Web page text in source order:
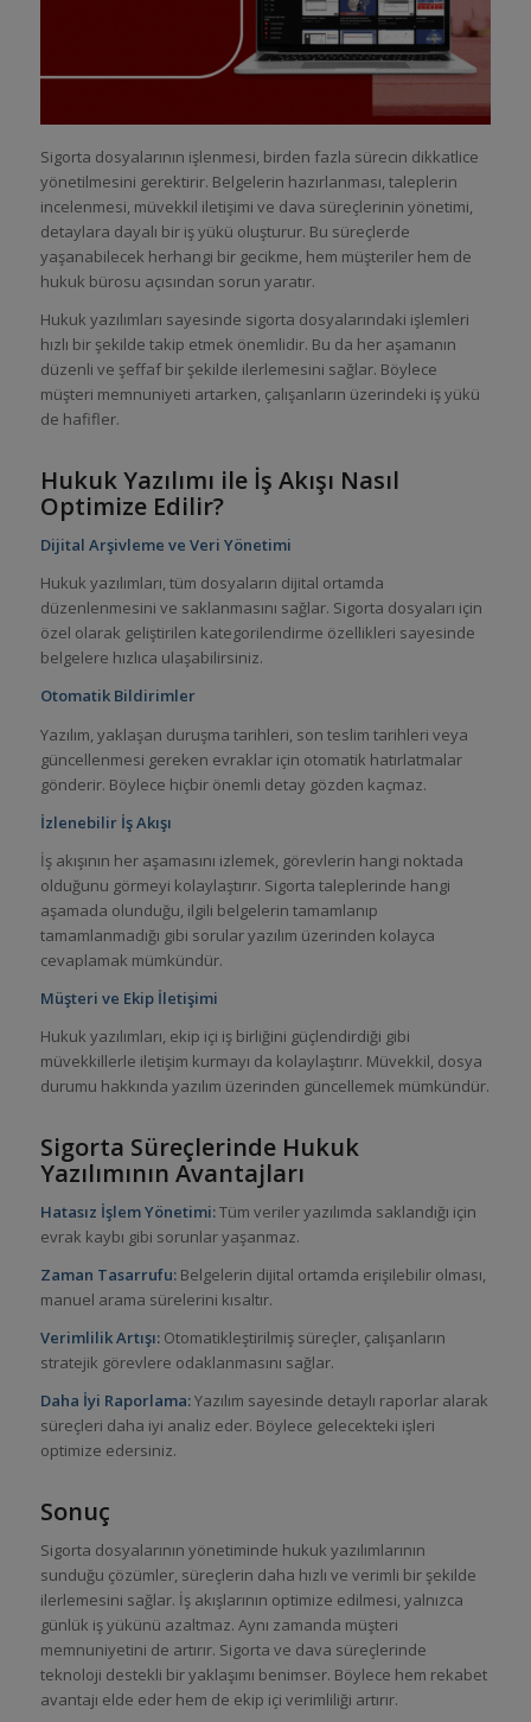
Sigorta dosyalarının işlenmesi, birden fazla sürecin dikkatlice
yönetilmesini gerektirir. Belgelerin hazırlanması, taleplerin
incelenmesi, müvekkil iletişimi ve dava süreçlerinin yönetimi,
detaylara dayalı bir iş yükü oluşturur. Bu süreçlerde
yaşanabilecek herhangi bir gecikme, hem müşteriler hem de
hukuk bürosu açısından sorun yaratır.
Hukuk yazılımları sayesinde sigorta dosyalarındaki işlemleri
hızlı bir şekilde takip etmek önemlidir. Bu da her aşamanın
düzenli ve şeffaf bir şekilde ilerlemesini sağlar. Böylece
müşteri memnuniyeti artarken, çalışanların üzerindeki iş yükü
de hafifler.
Hukuk Yazılımı ile İş Akışı Nasıl
Optimize Edilir?
Dijital Arşivleme ve Veri Yönetimi
Hukuk yazılımları, tüm dosyaların dijital ortamda
düzenlenmesini ve saklanmasını sağlar. Sigorta dosyaları için
özel olarak geliştirilen kategorilendirme özellikleri sayesinde
belgelere hızlıca ulaşabilirsiniz.
Otomatik Bildirimler
Yazılım, yaklaşan duruşma tarihleri, son teslim tarihleri veya
güncellenmesi gereken evraklar için otomatik hatırlatmalar
gönderir. Böylece hiçbir önemli detay gözden kaçmaz.
İzlenebilir İş Akışı
İş akışının her aşamasını izlemek, görevlerin hangi noktada
olduğunu görmeyi kolaylaştırır. Sigorta taleplerinde hangi
aşamada olunduğu, ilgili belgelerin tamamlanıp
tamamlanmadığı gibi sorular yazılım üzerinden kolayca
cevaplamak mümkündür.
Müşteri ve Ekip İletişimi
Hukuk yazılımları, ekip içi iş birliğini güçlendirdiği gibi
müvekkillerle iletişim kurmayı da kolaylaştırır. Müvekkil, dosya
durumu hakkında yazılım üzerinden güncellemek mümkündür.
Sigorta Süreçlerinde Hukuk
Yazılımının Avantajları
Hatasız İşlem Yönetimi:Tüm veriler yazılımda saklandığı için
evrak kaybı gibi sorunlar yaşanmaz.
Zaman Tasarrufu:Belgelerin dijital ortamda erişilebilir olması,
manuel arama sürelerini kısaltır.
Verimlilik Artışı:Otomatikleştirilmiş süreçler, çalışanların
stratejik görevlere odaklanmasını sağlar.
Daha İyi Raporlama:Yazılım sayesinde detaylı raporlar alarak
süreçleri daha iyi analiz eder. Böylece gelecekteki işleri
optimize edersiniz.
Sonuç
Sigorta dosyalarının yönetiminde hukuk yazılımlarının
sunduğu çözümler, süreçlerin daha hızlı ve verimli bir şekilde
ilerlemesini sağlar. İş akışlarının optimize edilmesi, yalnızca
günlük iş yükünü azaltmaz. Aynı zamanda müşteri
memnuniyetini de artırır. Sigorta ve dava süreçlerinde
teknoloji destekli bir yaklaşımı benimser. Böylece hem rekabet
avantajı elde eder hem de ekip içi verimliliği artırır.